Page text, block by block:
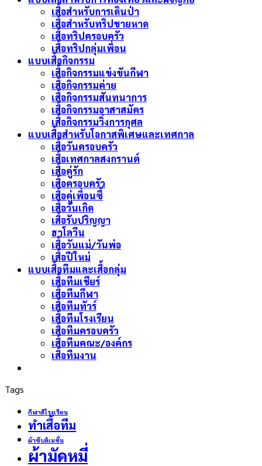
เสื้อสำหรับการเดินป่า
เสื้อสำหรับทริปชายหาด
เสื้อทริปครอบครัว
เสื้อทริปกลุ่มเพื่อน
แบบเสื้อกิจกรรม
เสื้อกิจกรรมแข่งขันกีฬา
เสื้อกิจกรรมค่าย
เสื้อกิจกรรมสันทนาการ
เสื้อกิจกรรมอาสาสมัคร
เสื้อกิจกรรมวิ่งการกุศล
แบบเสื้อสำหรับโอกาสพิเศษและเทศกาล
เสื้อวันครอบครัว
เสื้อเทศกาลสงกรานต์
เสื้อคู่รัก
เสื้อครอบครัว
เสื้อคู่เพื่อนซี้
เสื้อวันเกิด
เสื้อรับปริญญา
ฮาโลวีน
เสื้อวันแม่/วันพ่อ
เสื้อปีใหม่
แบบเสื้อทีมและเสื้อกลุ่ม
เสื้อทีมเชียร์
เสื้อทีมกีฬา
เสื้อทีมทัวร์
เสื้อทีมโรงเรียน
เสื้อทีมครอบครัว
เสื้อทีมคณะ/องค์กร
เสื้อทีมงาน
Tags
กีฬาสีโรงเรียน
ทำเสื้อทีม
ผ้าซับลิเมชั่น
ผ้ามัดหมี่